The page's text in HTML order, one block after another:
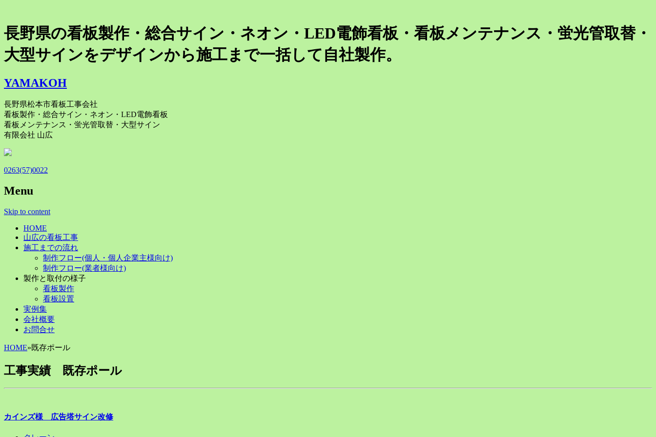
長野県の看板製作・総合サイン・ネオン・LED電飾看板・看板メンテナンス・蛍光管取替・
大型サインをデザインから施工まで一括して自社製作。
YAMAKOH
長野県松本市看板工事会社
看板製作・総合サイン・ネオン・LED電飾看板
看板メンテナンス・蛍光管取替・大型サイン
有限会社 山広
0263(57)0022
Menu
Skip to content
HOME
山広の看板工事
施工までの流れ
制作フロー(個人・個人企業主様向け)
制作フロー(業者様向け)
製作と取付の様子
看板製作
看板設置
実例集
会社概要
お問合せ
HOME»既存ポール
工事実績 既存ポール
カインズ様 広告塔サイン改修